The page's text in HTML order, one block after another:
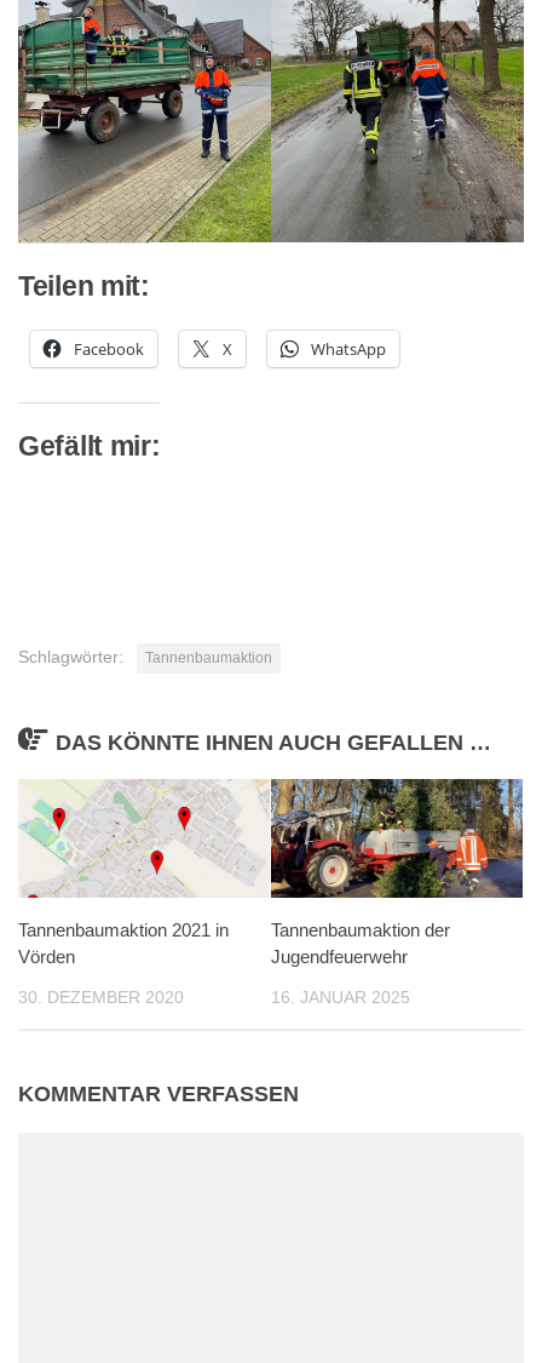
Teilen mit:
Facebook X WhatsApp
Gefällt mir:
Schlagwörter: Tannenbaumaktion
DAS KÖNNTE IHNEN AUCH GEFALLEN …
Tannenbaumaktion 2021 in
Vörden
30. DEZEMBER 2020
Tannenbaumaktion der
Jugendfeuerwehr
16. JANUAR 2025
KOMMENTAR VERFASSEN